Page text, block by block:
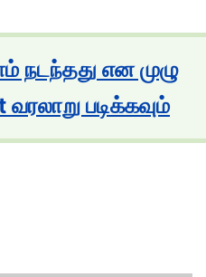
நடந்தது என முழு
படிக்கவும்